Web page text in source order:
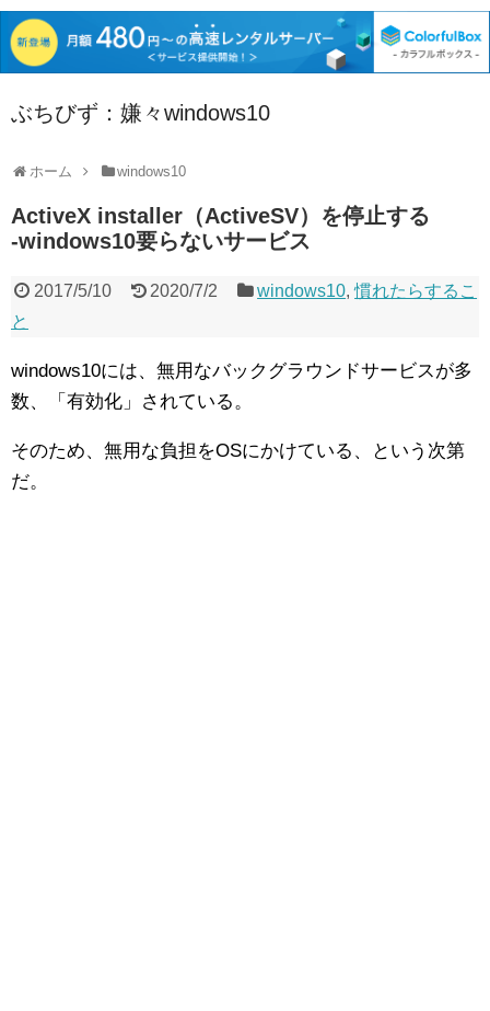
ぶちびず：嫌々windows10
ホーム windows10
ActiveX installer（ActiveSV）を停止する
‐windows10要らないサービス
2017/5/10 2020/7/2 windows10,慣れたらするこ
と
windows10には、無用なバックグラウンドサービスが多
数、「有効化」されている。
そのため、無用な負担をOSにかけている、という次第
だ。